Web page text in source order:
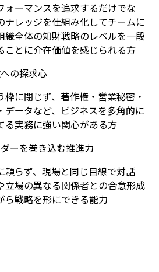
ォーマンスを追求するだけでな
ナレッジを仕組み化してチームに
織全体の知財戦略のレベルを一段
ことに介在価値を感じられる方
の探求心
枠に閉じず、著作権・営業秘密・
データなど、ビジネスを多角的に
る実務に強い関心がある方
ーを巻き込む推進力
頼らず、現場と同じ目線で対話
立場の異なる関係者との合意形成
ら戦略を形にできる能力